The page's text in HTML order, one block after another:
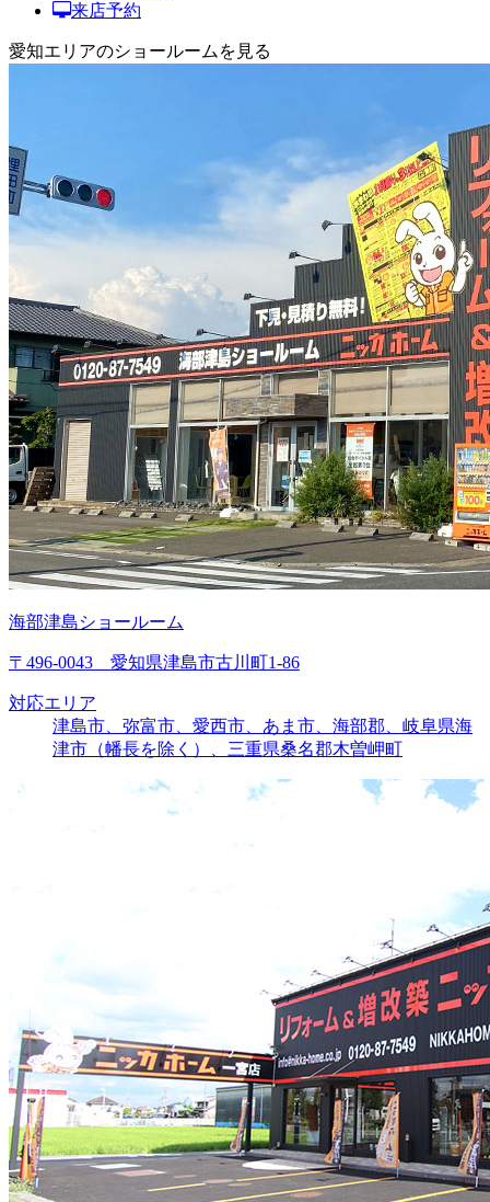
来店予約
愛知エリアのショールームを見る
海部津島ショールーム
〒496-0043 愛知県津島市古川町1-86
対応エリア
津島市、弥富市、愛西市、あま市、海部郡、岐阜県海
津市（幡長を除く）、三重県桑名郡木曽岬町